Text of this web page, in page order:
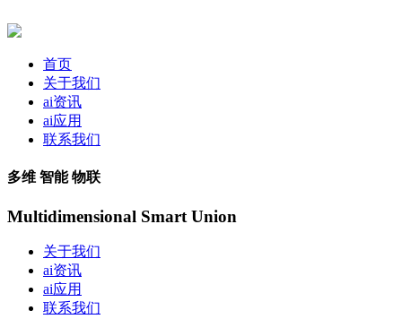
首页
关于我们
ai资讯
ai应用
联系我们
多维 智能 物联
Multidimensional Smart Union
关于我们
ai资讯
ai应用
联系我们